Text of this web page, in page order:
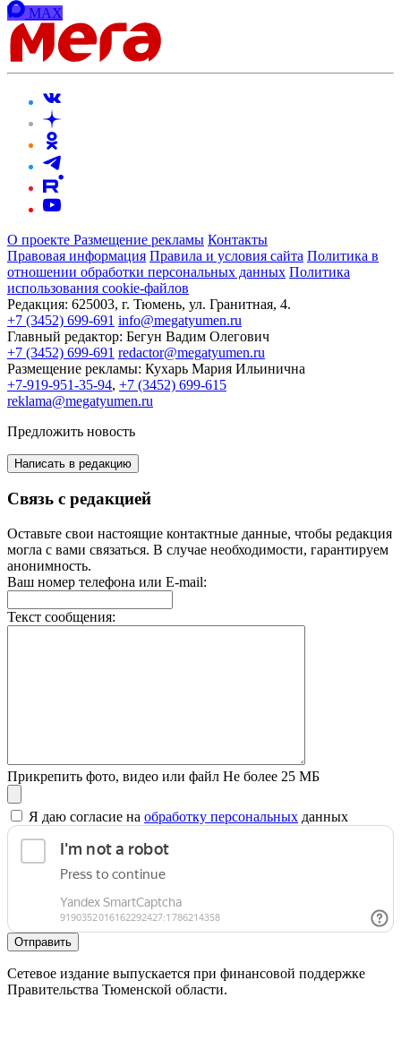
MAX
О проекте Размещение рекламы Контакты
Правовая информация Правила и условия сайта Политика в
отношении обработки персональных данных Политика
использования cookie-файлов
Редакция: 625003, г. Тюмень, ул. Гранитная, 4.
+7 (3452) 699-691 info@megatyumen.ru
Главный редактор: Бегун Вадим Олегович
+7 (3452) 699-691 redactor@megatyumen.ru
Размещение рекламы: Кухарь Мария Ильинична
+7-919-951-35-94, +7 (3452) 699-615
reklama@megatyumen.ru
Предложить новость
Написать в редакцию
Связь с редакцией
Оставьте свои настоящие контактные данные, чтобы редакция
могла с вами связаться. В случае необходимости, гарантируем
анонимность.
Ваш номер телефона или E-mail:
Текст сообщения:
Прикрепить фото, видео или файл Не более 25 МБ
Я даю согласие на обработку персональных данных
Отправить
Сетевое издание выпускается при финансовой поддержке
Правительства Тюменской области.